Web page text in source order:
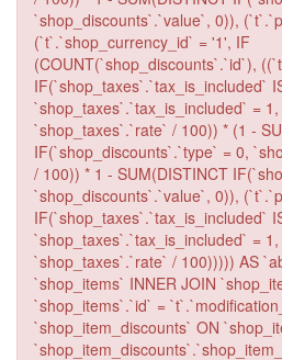
`shop_discounts`.`value`, 0)),
(`t`.`shop_currency_id` = '1', IF
(COUNT(`shop_discounts`.`id`),
IF(`shop_taxes`.`tax_is_included`
`shop_taxes`.`tax_is_included` =
`shop_taxes`.`rate` / 100)) * (1 -
IF(`shop_discounts`.`type` = 0,
/ 100)) * 1 - SUM(DISTINCT
`shop_discounts`.`value`, 0)),
IF(`shop_taxes`.`tax_is_included`
`shop_taxes`.`tax_is_included` =
`shop_taxes`.`rate` / 100))))) AS
`shop_items` INNER JOIN
`shop_items`.`id` =
`shop_item_discounts` ON